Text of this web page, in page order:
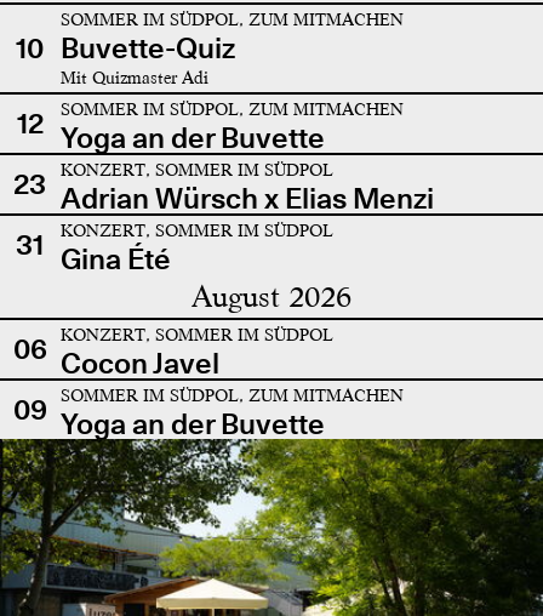
10
SOMMER IM SÜDPOL, ZUM MITMACHEN
Buvette-Quiz
Mit Quizmaster Adi
12 SOMMER IM SÜDPOL, ZUM MITMACHEN
Yoga an der Buvette
23
KONZERT, SOMMER IM SÜDPOL
Adrian Würsch x Elias Menzi
31
KONZERT, SOMMER IM SÜDPOL
Gina Été
August 2026
06 KONZERT, SOMMER IM SÜDPOL
Cocon Javel
09
SOMMER IM SÜDPOL, ZUM MITMACHEN
Yoga an der Buvette